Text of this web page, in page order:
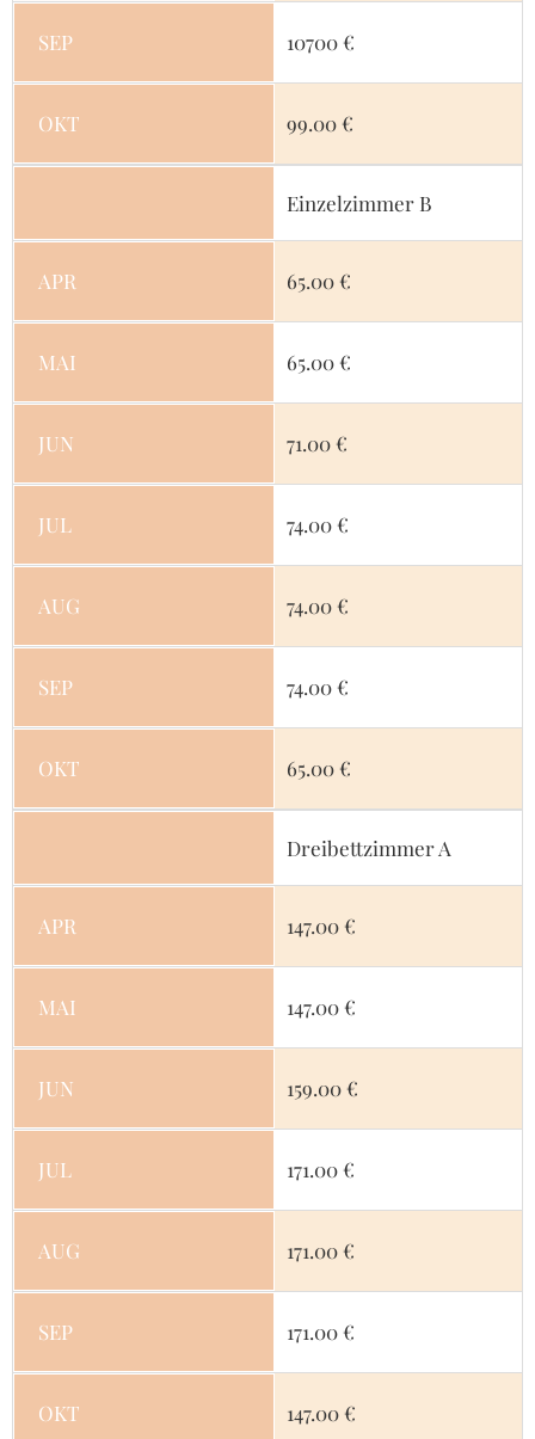
SEP 10700 €
OKT 99.00 €
Einzelzimmer B
APR 65.00 €
MAI 65.00 €
JUN 71.00 €
JUL 74.00 €
AUG 74.00 €
SEP 74.00 €
OKT 65.00 €
Dreibettzimmer A
APR 147.00 €
MAI 147.00 €
JUN 159.00 €
JUL 171.00 €
AUG 171.00 €
SEP 171.00 €
OKT 147.00 €